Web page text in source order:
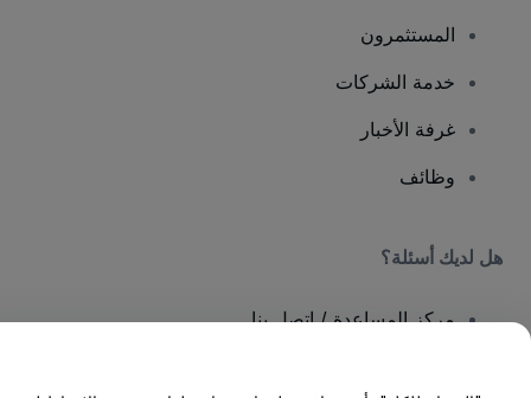
المستثمرون
خدمة الشركات
غرفة الأخبار
وظائف
هل لديك أسئلة؟
مركز المساعدة / اتصل بنا